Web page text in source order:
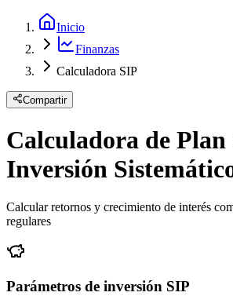
Inicio
Finanzas
Calculadora SIP
Compartir
Calculadora de Plan
Inversión
Calcular retornos y crecimiento de interés
regulares
Parámetros de inversión SIP